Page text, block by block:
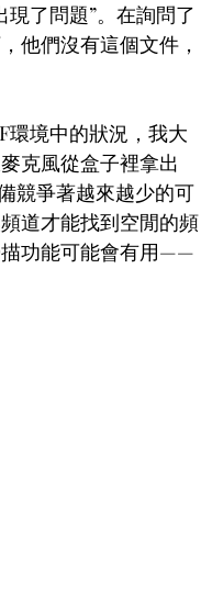
了問題”。在詢問了
他們沒有這個文件，
環境中的狀況，我大
克風從盒子裡拿出
競爭著越來越少的可
道才能找到空閒的頻
描功能可能會有用——